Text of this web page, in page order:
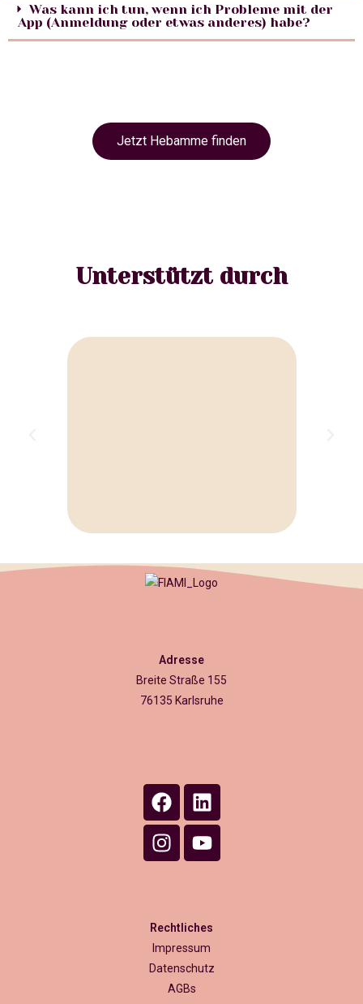
Was kann ich tun, wenn ich Probleme mit der
App (Anmeldung oder etwas anderes) habe?
Jetzt Hebamme finden
Unterstützt durch
Adresse
Breite Straße 155
76135 Karlsruhe
Rechtliches
Impressum
Datenschutz
AGBs